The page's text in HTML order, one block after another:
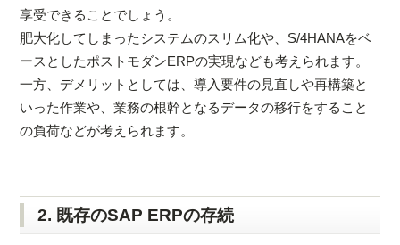
享受できることでしょう。
肥大化してしまったシステムのスリム化や、S/4HANAをベ
ースとしたポストモダンERPの実現なども考えられます。
一方、デメリットとしては、導入要件の見直しや再構築と
いった作業や、業務の根幹となるデータの移行をすること
の負荷などが考えられます。
2. 既存のSAP ERPの存続